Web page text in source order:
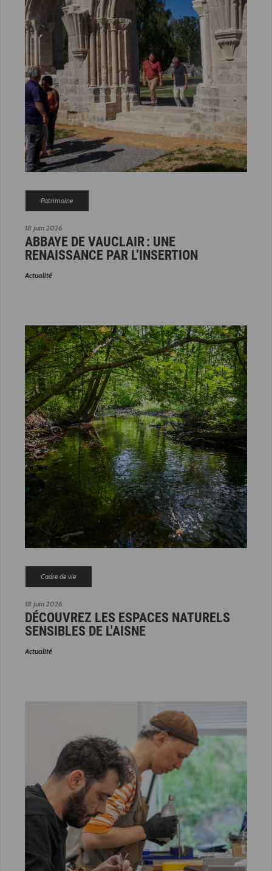
18 juin 2026
Patrimoine
ABBAYE DE VAUCLAIR : UNE
RENAISSANCE PAR L’INSERTION
Actualité
18 juin 2026
Cadre de vie
DÉCOUVREZ LES ESPACES NATURELS
SENSIBLES DE L'AISNE
Actualité